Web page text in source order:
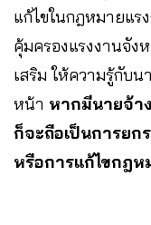
แก้ไขในกฎหมายแร
คุ้มครองแรงงานจัง
เสริม ให้ความรู้กับ
หน้า หากมีนายจ้า
ก็จะถือเป็นการย
หรือการแก้ไขกฎห